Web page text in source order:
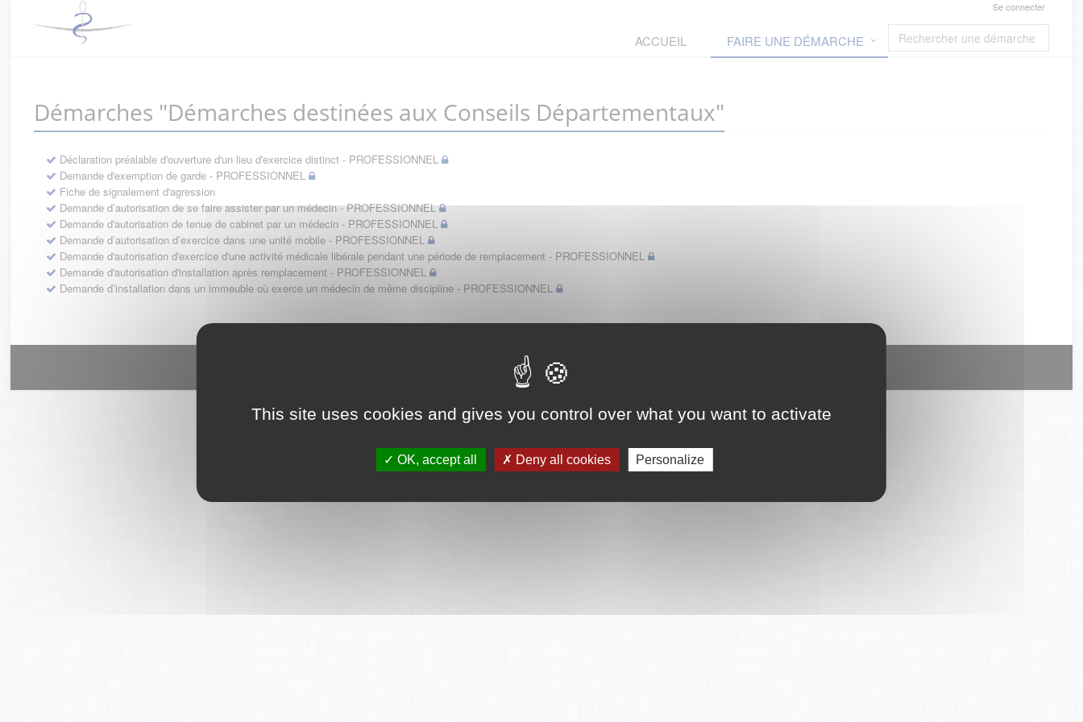
This site uses cookies and gives you control over what you want to activate
OK, accept all Deny all cookies Personalize
Se connecter
ACCUEIL FAIRE UNE DÉMARCHE
Démarches "Démarches destinées aux Conseils Départementaux"
Déclaration préalable d'ouverture d'un lieu d'exercice distinct - PROFESSIONNEL
Demande d'exemption de garde - PROFESSIONNEL
Fiche de signalement d'agression
Demande d’autorisation de se faire assister par un médecin - PROFESSIONNEL
Demande d'autorisation de tenue de cabinet par un médecin - PROFESSIONNEL
Demande d’autorisation d’exercice dans une unité mobile - PROFESSIONNEL
Demande d'autorisation d'exercice d'une activité médicale libérale pendant une période de remplacement - PROFESSIONNEL
Demande d'autorisation d'installation après remplacement - PROFESSIONNEL
Demande d’installation dans un immeuble où exerce un médecin de même discipline - PROFESSIONNEL
CGU Plan du site